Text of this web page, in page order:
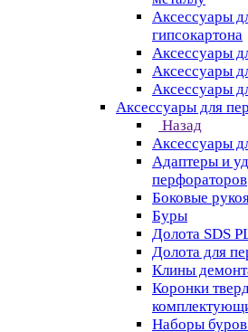
Аксессуары
гипсокартона
Аксессуары
Аксессуары
Аксессуары
Аксессуары для
Назад
Аксессуары
Адаптеры и
перфораторов
Боковые
Буры
Долота SDS
Долота для
Клины
Коронки
Наборы буров